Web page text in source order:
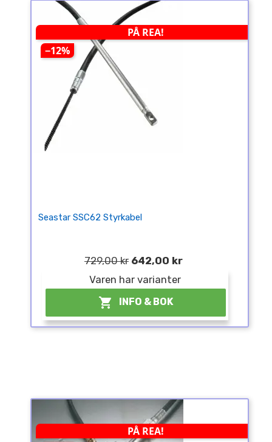
PÅ REA!
−12%
Seastar SSC62 Styrkabel
729,00 kr 642,00 kr
Varen har varianter
 INFO & BOK
PÅ REA!